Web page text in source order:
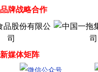
品牌战略合作
新媒体矩阵